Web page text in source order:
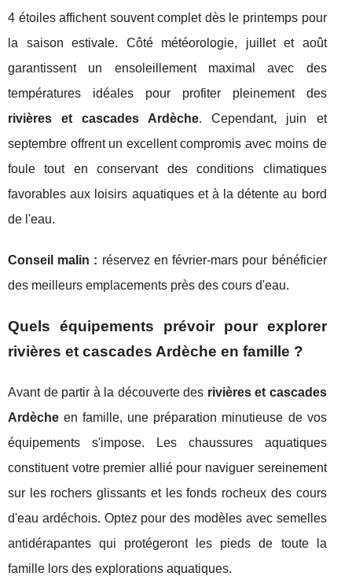
4 étoiles affichent souvent complet dès le printemps pour
la saison estivale. Côté météorologie, juillet et août
garantissent un ensoleillement maximal avec des
températures idéales pour profiter pleinement des
rivières et cascades Ardèche. Cependant, juin et
septembre offrent un excellent compromis avec moins de
foule tout en conservant des conditions climatiques
favorables aux loisirs aquatiques et à la détente au bord
de l'eau.
Conseil malin : réservez en février-mars pour bénéficier
des meilleurs emplacements près des cours d'eau.
Quels équipements prévoir pour explorer
rivières et cascades Ardèche en famille ?
Avant de partir à la découverte des rivières et cascades
Ardèche en famille, une préparation minutieuse de vos
équipements s'impose. Les chaussures aquatiques
constituent votre premier allié pour naviguer sereinement
sur les rochers glissants et les fonds rocheux des cours
d'eau ardéchois. Optez pour des modèles avec semelles
antidérapantes qui protégeront les pieds de toute la
famille lors des explorations aquatiques.